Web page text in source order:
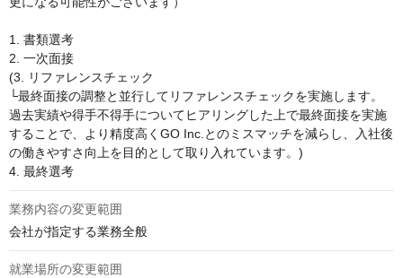
1. 書類選考
2. 一次面接
(3. リファレンスチェック
└最終面接の調整と並行してリファレンスチェックを実施します。
過去実績や得手不得手についてヒアリングした上で最終面接を実施
することで、より精度高くGO Inc.とのミスマッチを減らし、入社後
の働きやすさ向上を目的として取り入れています。)
4. 最終選考
業務内容の変更範囲
会社が指定する業務全般
就業場所の変更範囲